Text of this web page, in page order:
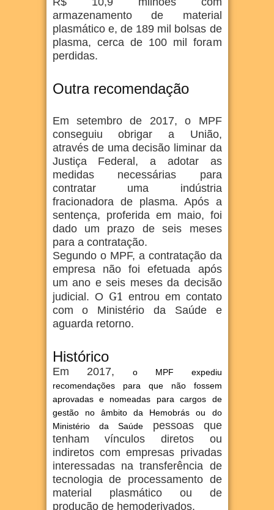
armazenamento de material
plasmático e, de 189 mil bolsas de
plasma, cerca de 100 mil foram
perdidas.
Outra recomendação
Em setembro de 2017, o MPF
conseguiu obrigar a União,
através de uma decisão liminar da
Justiça Federal, a adotar as
medidas necessárias para
contratar uma indústria
fracionadora de plasma. Após a
sentença, proferida em maio, foi
dado um prazo de seis meses
para a contratação.
Segundo o MPF, a contratação da
empresa não foi efetuada após
um ano e seis meses da decisão
judicial. O G1 entrou em contato
com o Ministério da Saúde e
aguarda retorno.
Histórico
Em 2017,
o MPF expediu
recomendações para que não fossem
aprovadas e nomeadas para cargos de
gestão no âmbito da Hemobrás ou do
Ministério da Saúdepessoas que
tenham vínculos diretos ou
indiretos com empresas privadas
interessadas na transferência de
tecnologia de processamento de
material plasmático ou de
produção de hemoderivados.